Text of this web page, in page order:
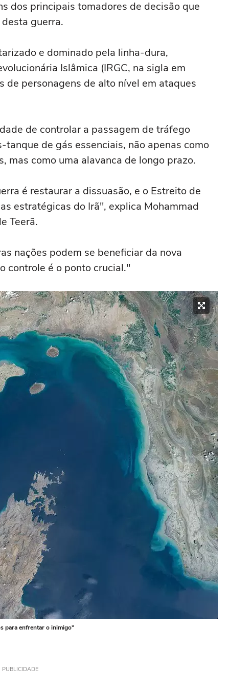
dos principais tomadores de decisão que
guerra.
e dominado pela linha-dura,
Islâmica (IRGC, na sigla em
de personagens de alto nível em ataques
de controlar a passagem de tráfego
de gás essenciais, não apenas como
mas como uma alavanca de longo prazo.
é restaurar a dissuasão, e o Estreito de
estratégicas do Irã", explica Mohammad
Teerã.
nações podem se beneficiar da nova
controle é o ponto crucial."
para enfrentar o inimigo"
PUBLICIDADE